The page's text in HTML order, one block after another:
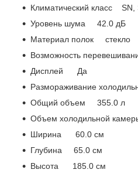
Климатический класс SN,
Уровень шума 42.0 дБ
Материал полок стекло
Возможность
Дисплей Да
Размораживание
Общий объем 355.0 л
Объем холодильной
Ширина 60.0 см
Глубина 65.0 см
Высота 185.0 см